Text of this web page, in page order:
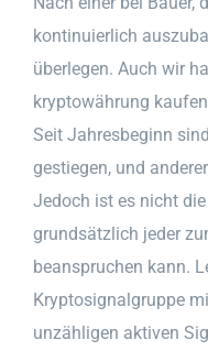
kontinuierlich
überlegen. Auch wir
kryptowährung
Seit Jahresbeginn
gestiegen, und
Jedoch ist es nicht
grundsätzlich jeder
beanspruchen kann.
Kryptosignalgruppe
unzähligen aktiven